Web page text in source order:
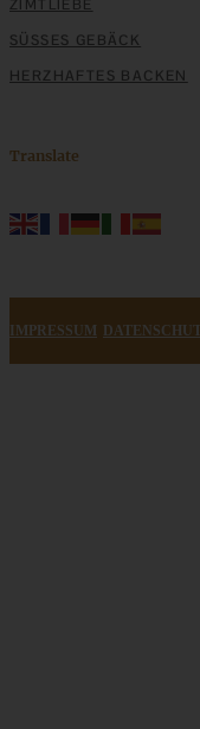
ZIMTLIEBE
SÜSSES GEBÄCK
HERZHAFTES BACKEN
Translate
IMPRESSUM